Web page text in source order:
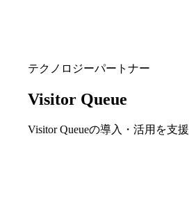
テクノロジーパートナー
Visitor Queue
Visitor Queueの導入・活用を支援